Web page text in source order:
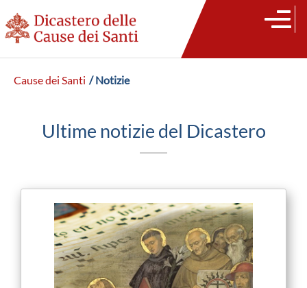
Cause dei Santi / Notizie
Ultime notizie del Dicastero